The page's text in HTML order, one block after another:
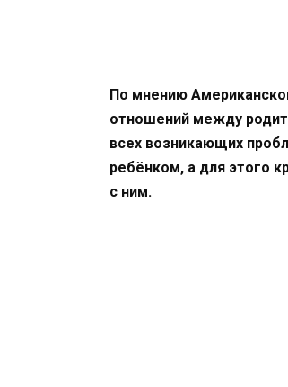
По мнению
отношений между
всех возникающих
ребёнком, а для этого
с ним.